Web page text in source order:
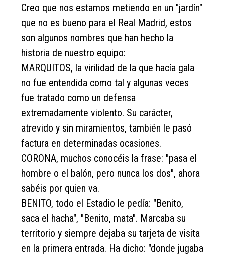
Creo que nos estamos metiendo en un "jardín"
que no es bueno para el Real Madrid, estos
son algunos nombres que han hecho la
historia de nuestro equipo:
MARQUITOS, la virilidad de la que hacía gala
no fue entendida como tal y algunas veces
fue tratado como un defensa
extremadamente violento. Su carácter,
atrevido y sin miramientos, también le pasó
factura en determinadas ocasiones.
CORONA, muchos conocéis la frase: "pasa el
hombre o el balón, pero nunca los dos", ahora
sabéis por quien va.
BENITO, todo el Estadio le pedía: "Benito,
saca el hacha", "Benito, mata". Marcaba su
territorio y siempre dejaba su tarjeta de visita
en la primera entrada. Ha dicho: "donde jugaba